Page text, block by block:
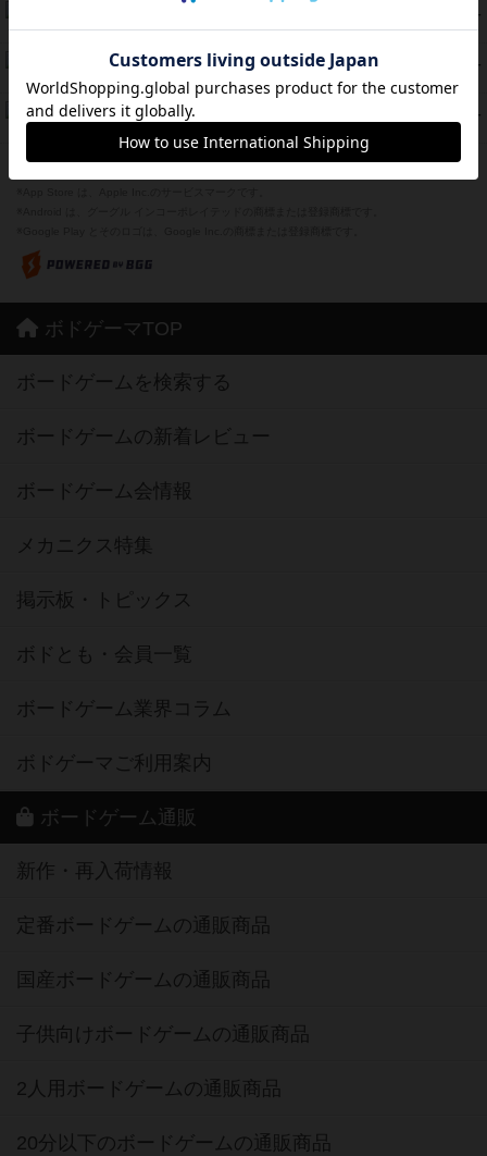
PT
紹介文あり 1件の投稿
PT
Bitter End ブタペスト救出作戦
42 PT
ドコジャン
ボドゲーマTOP
ボードゲームを検索する
ボードゲームの新着レビュー
ボードゲーム会情報
メカニクス特集
掲示板・トピックス
ボドとも・会員一覧
ボードゲーム業界コラム
ボドゲーマご利用案内
ボードゲーム通販
新作・再入荷情報
定番ボードゲームの通販商品
国産ボードゲームの通販商品
子供向けボードゲームの通販商品
2人用ボードゲームの通販商品
20分以下のボードゲームの通販商品